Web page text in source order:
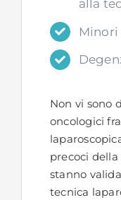
alla
Non vi sono
oncologici
precoci
stanno
tecnica